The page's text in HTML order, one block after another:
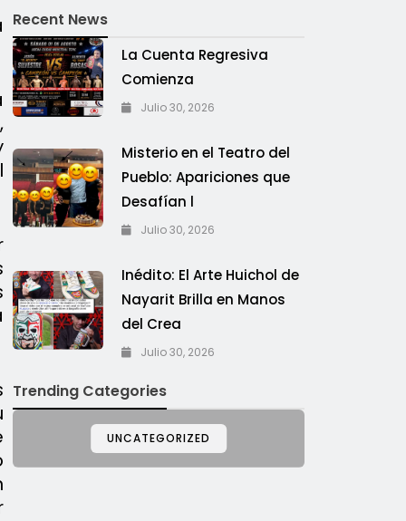
Recent News
La Cuenta Regresiva
Comienza
Julio 30, 2026
Misterio en el Teatro del
Pueblo: Apariciones que
Desafían l
Julio 30, 2026
Inédito: El Arte Huichol de
Nayarit Brilla en Manos
del Crea
Julio 30, 2026
Trending Categories
UNCATEGORIZED